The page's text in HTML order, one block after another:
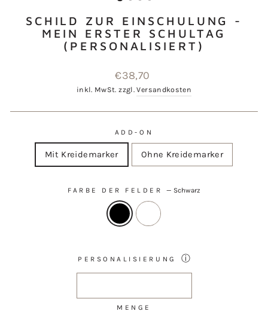
SCHILD ZUR EINSCHULUNG -
MEIN ERSTER SCHULTAG
(PERSONALISIERT)
Normaler
Preis
€38,70
inkl. MwSt. zzgl.Versandkosten
ADD-ON
Mit Kreidemarker Ohne Kreidemarker
FARBE DER FELDER— Schwarz
PERSONALISIERUNG ⓘ
MENGE